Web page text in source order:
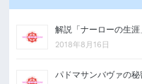
解説「ナーローの生涯
2018年8月16日
パドマサンバヴァの秘